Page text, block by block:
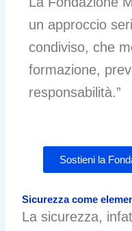
un approccio
condiviso, che
formazione,
responsabilità.”
Sostieni la
Sicurezza come
La sicurezza,